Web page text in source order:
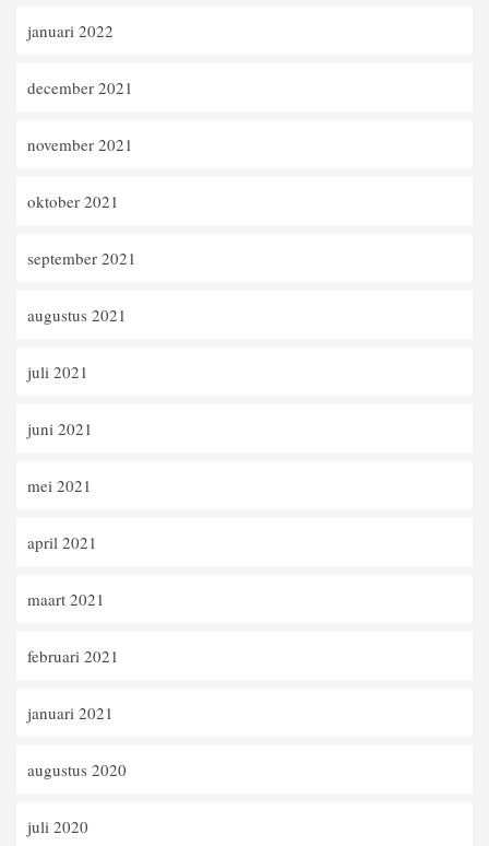
januari 2022
december 2021
november 2021
oktober 2021
september 2021
augustus 2021
juli 2021
juni 2021
mei 2021
april 2021
maart 2021
februari 2021
januari 2021
augustus 2020
juli 2020